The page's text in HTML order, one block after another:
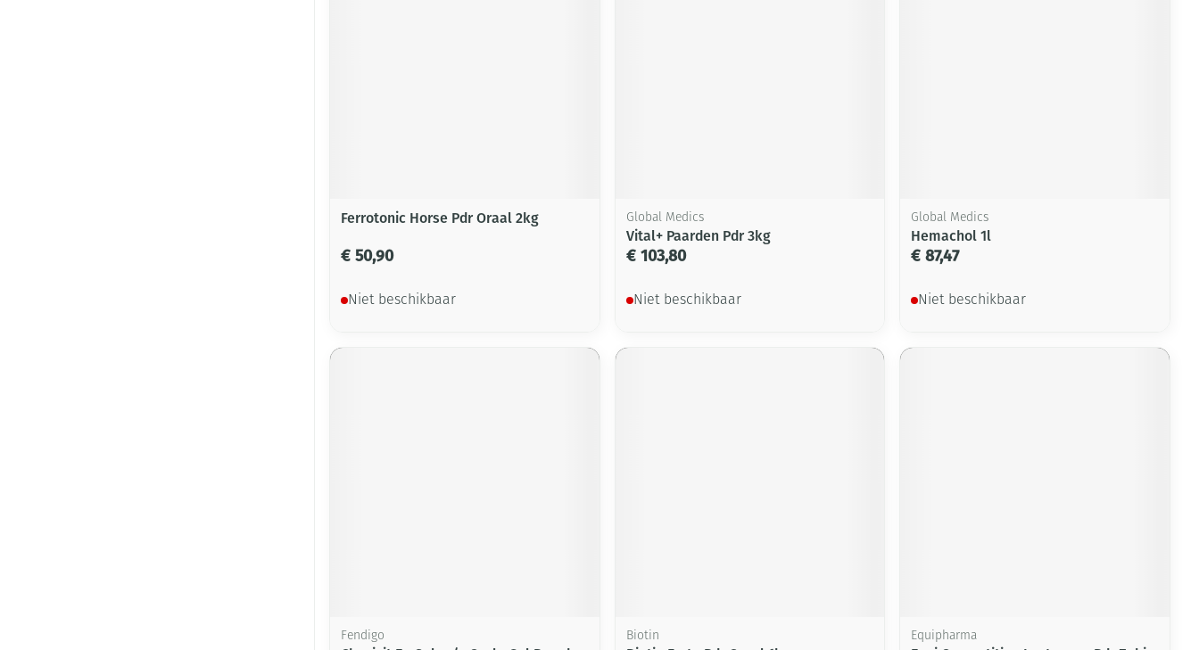
Ferrotonic Horse Pdr Oraal 2kg
€ 50,90
Niet beschikbaar
Global Medics
Vital+ Paarden Pdr 3kg
€ 103,80
Niet beschikbaar
Global Medics
Hemachol 1l
€ 87,47
Niet beschikbaar
Fendigo Biotin Equipharma